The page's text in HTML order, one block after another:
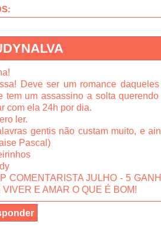
Deve ser um romance
tem um assassino a solta
com ela 24h por dia.
ler.
gentis não custam muito, e
Pascal)
COMENTARISTA JULHO - 5
VIVER E AMAR O QUE É BOM!